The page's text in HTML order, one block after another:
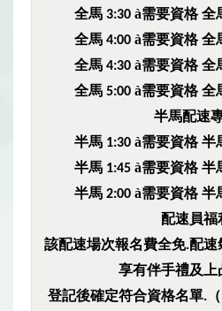
全馬 3:30 à需要資格 全
全馬 4:00 à需要資格 全
全馬 4:30 à需要資格 全
全馬 5:00 à需要資格 全
半馬配速
半馬 1:30 à需要資格 半
半馬 1:45 à需要資格 半
半馬 2:00 à需要資格 半
配速員福
該配速場次報名費全免.配速
享有伴手禮及上
登記後確定符合資格名單.